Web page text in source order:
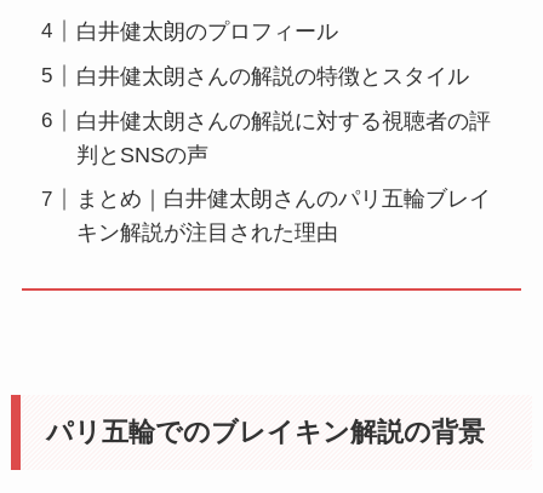
白井健太朗のプロフィール
白井健太朗さんの解説の特徴とスタイル
白井健太朗さんの解説に対する視聴者の評
判とSNSの声
まとめ｜白井健太朗さんのパリ五輪ブレイ
キン解説が注目された理由
パリ五輪でのブレイキン解説の背景